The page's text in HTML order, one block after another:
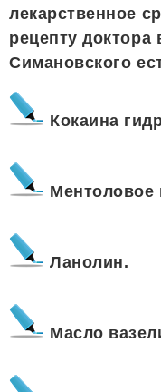
лекарственное
рецепту доктора
Симановского
Кокаина
Ментоловое
Ланолин.
Масло